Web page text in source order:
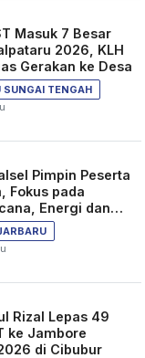
Masuk 7 Besar
2026, KLH
Gerakan ke Desa
SUNGAI TENGAH
Pimpin Peserta
Fokus pada
Energi dan
Rizal Lepas 49
ke Jambore
di Cibubur